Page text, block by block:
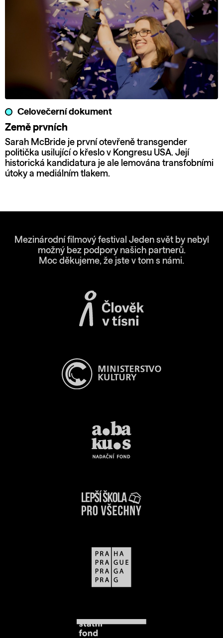
Celovečerní dokument
Země prvních
Sarah McBride je první otevřeně transgender
politička usilující o křeslo v Kongresu USA. Její
historická kandidatura je ale lemována transfobními
útoky a mediálním tlakem.
Mezinárodní filmový festival Jeden svět by nebyl
možný bez podpory našich partnerů.
Moc děkujeme, že jste v tom s námi.